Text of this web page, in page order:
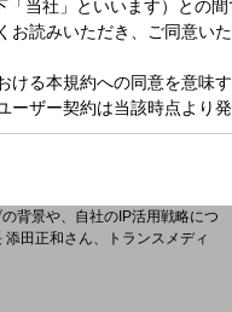
BIONICS 代表取締役 田脇
背景や、自社のIP活用戦略につ
田正和さん、トランスメディ